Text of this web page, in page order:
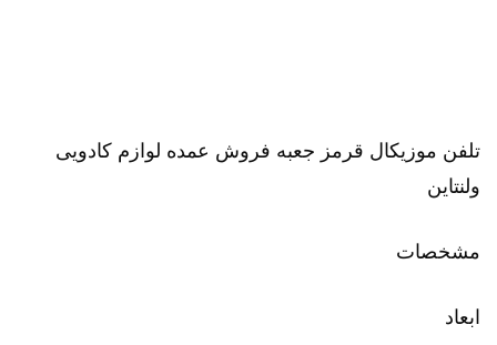
تلفن موزیکال قرمز جعبه فروش عمده لوازم کادویی
ولنتاین
مشخصات
ابعاد